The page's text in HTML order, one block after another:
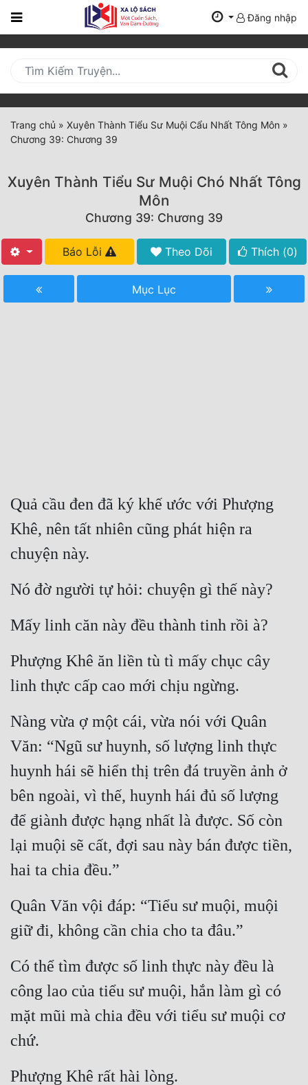
Trang
Mới
Cập
Nhật
(current)
Thể Loại
Truyện Mới Ra
Hoàn Thành
Cổ Tiên Hiệp
Cổ Đại
Du Hí
Dã Sử
Gia Đấu
Góc Nhìn Nam
Góc Nhìn Nữ
Huyền Huyễn
Huyền Nghi
Huyền Ảo
Hài Hước
Học Đường
Khoa Huyễn
Khoa Huyễn Không Gian
Đăng nhập
Trang chủ » Xuyên Thành Tiểu Sư Muội Cẩu Nhất Tông Môn »
Chương 39: Chương 39
Xuyên Thành Tiểu Sư Muội Chó Nhất Tông
Môn
Chương 39: Chương 39
Báo Lỗi Theo Dõi Thích (0)
Mục Lục
Quả cầu đen đã ký khế ước với Phượng
Khê, nên tất nhiên cũng phát hiện ra
chuyện này.
Nó đờ người tự hỏi: chuyện gì thế này?
Mấy linh căn này đều thành tinh rồi à?
Phượng Khê ăn liền tù tì mấy chục cây
linh thực cấp cao mới chịu ngừng.
Nàng vừa ợ một cái, vừa nói với Quân
Văn: “Ngũ sư huynh, số lượng linh thực
huynh hái sẽ hiển thị trên đá truyền ảnh ở
bên ngoài, vì thế, huynh hái đủ số lượng
để giành được hạng nhất là được. Số còn
lại muội sẽ cất, đợi sau này bán được tiền,
hai ta chia đều.”
Quân Văn vội đáp: “Tiểu sư muội, muội
giữ đi, không cần chia cho ta đâu.”
Có thể tìm được số linh thực này đều là
công lao của tiểu sư muội, hắn làm gì có
mặt mũi mà chia đều với tiểu sư muội cơ
chứ.
Phượng Khê rất hài lòng.